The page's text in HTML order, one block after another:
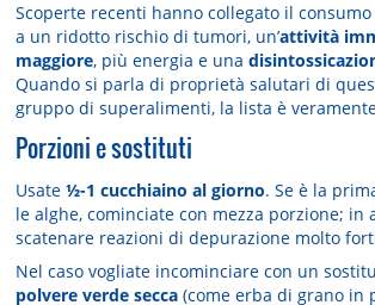
Scoperte recenti hanno collegato il
a un ridotto rischio di tumori, un’attività
maggiore, più energia e una
Quando si parla di proprietà salutari di
gruppo di superalimenti, la lista è
Porzioni e sostituti
Usate½-1 cucchiaino al giorno. Se è la
le alghe, cominciate con mezza porzione; in
scatenare reazioni di depurazione molto
Nel caso vogliate incominciare con un
polvere verde secca (come erba di grano in